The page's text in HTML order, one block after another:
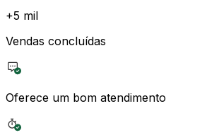
+5 mil
Vendas concluídas
Oferece um bom atendimento